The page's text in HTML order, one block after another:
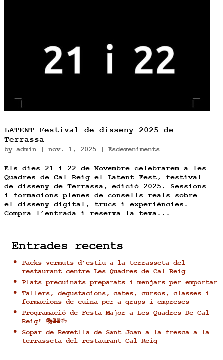
LATENT Festival de disseny 2025 de
Terrassa
by admin| nov. 1, 2025| Esdeveniments
Els dies 21 i 22 de Novembre celebrarem a les
Quadres de Cal Reig el Latent Fest, festival
de disseny de Terrassa, edició 2025. Sessions
i formacions plenes de consells reals sobre
el disseny digital, trucs i experiències.
Compra l’entrada i reserva la teva...
Entrades recents
Packs vermuts d’estiu a la terrasseta del
restaurant centre Les Quadres de Cal Reig
Plats precuinats preparats i menjars per emportar
Tallers, degustacions, cates, cursos, classes i
formacions de cuina per a grups i empreses
Programació de Festa Major a Les Quadres De Cal
Reig! 🎭🏰🍻
Sopar de Revetlla de Sant Joan a la fresca a la
terrasseta del restaurant Cal Reig